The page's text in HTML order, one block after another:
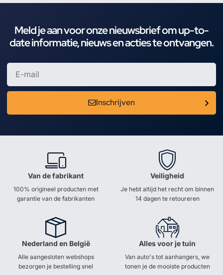
Meld je aan voor onze nieuwsbrief om up-to-
date informatie, nieuws en acties te ontvangen.
Inschrijven
Van de fabrikant
100% origineel producten met
garantie van de fabrikanten
Veiligheid
Je hebt altijd het recht om binnen
14 dagen te retoureren
Nederland en België
Alle aangesloten webshops
bezorgen je bestelling snel
Alles voor je tuin
Van auto's tot aanhangers, we
tonen je de mooiste producten